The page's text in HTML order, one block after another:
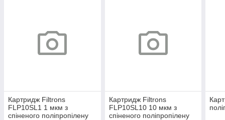
Картридж Filtrons
FLP10SL1 1 мкм з
спіненого поліпропілену
Картридж Filtrons
FLP10SL10 10 мкм з
спіненого поліпропілену